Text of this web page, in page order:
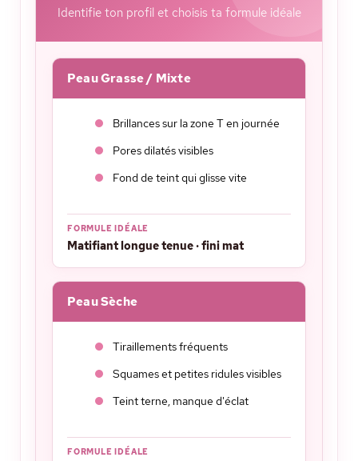
Identifie ton profil et choisis ta formule idéale
Peau Grasse / Mixte
Brillances sur la zone T en journée
Pores dilatés visibles
Fond de teint qui glisse vite
FORMULE IDÉALE
Matifiant longue tenue · fini mat
Peau Sèche
Tiraillements fréquents
Squames et petites ridules visibles
Teint terne, manque d'éclat
FORMULE IDÉALE